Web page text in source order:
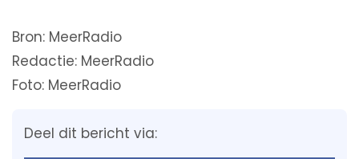
Bron: MeerRadio
Redactie: MeerRadio
Foto: MeerRadio
Deel dit bericht via: